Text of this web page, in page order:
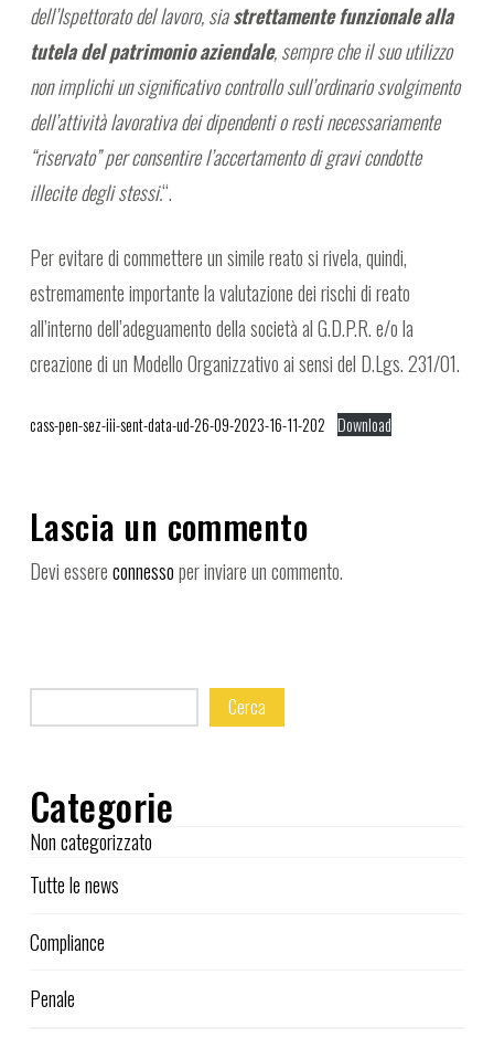
dell’Ispettorato del lavoro, siastrettamente funzionale alla
tutela del patrimonio aziendale, sempre che il suo utilizzo
non implichi un significativo controllo sull’ordinario svolgimento
dell’attività lavorativa dei dipendenti o resti necessariamente
“riservato” per consentire l’accertamento di gravi condotte
illecite degli stessi.“.
Per evitare di commettere un simile reato si rivela, quindi,
estremamente importante la valutazione dei rischi di reato
all’interno dell’adeguamento della società al G.D.P.R. e/o la
creazione di un Modello Organizzativo ai sensi del D.Lgs. 231/01.
cass-pen-sez-iii-sent-data-ud-26-09-2023-16-11-202 Download
Lascia un commento
Devi essereconnessoper inviare un commento.
Cerca
Categorie
Non categorizzato
Tutte le news
Compliance
Penale